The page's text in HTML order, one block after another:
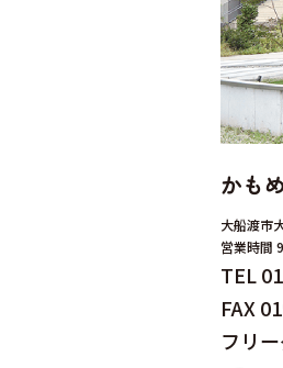
かも
大船渡市
営業時間
TEL
FAX
フリ